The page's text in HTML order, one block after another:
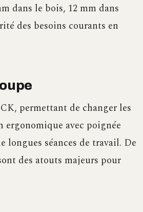
dans le bois, 12 mm dans
des besoins courants en
permettant de changer les
ergonomique avec poignée
séances de travail. De
des atouts majeurs pour